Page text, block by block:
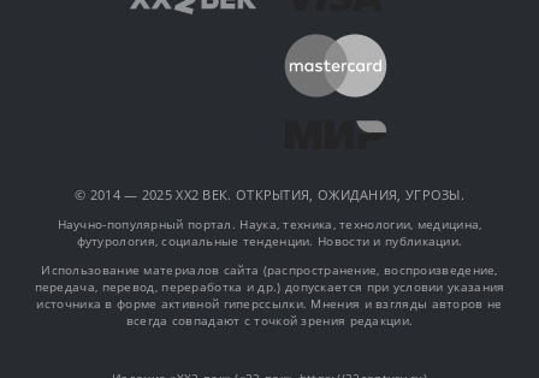
© 2014 — 2025 XX2 ВЕК. ОТКРЫТИЯ, ОЖИДАНИЯ, УГРОЗЫ.
Научно-популярный портал. Наука, техника, технологии, медицина,
футурология, социальные тенденции. Новости и публикации.
Использование материалов сайта (распространение, воспроизведение,
передача, перевод, переработка и др.) допускается при условии указания
источника в форме активной гиперссылки. Мнения и взгляды авторов не
всегда совпадают с точкой зрения редакции.